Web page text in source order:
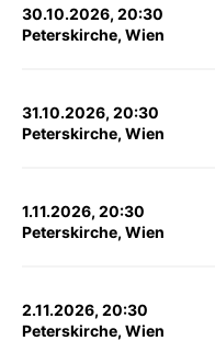
30.10.2026, 20:30
Peterskirche, Wien
31.10.2026, 20:30
Peterskirche, Wien
1.11.2026, 20:30
Peterskirche, Wien
2.11.2026, 20:30
Peterskirche, Wien